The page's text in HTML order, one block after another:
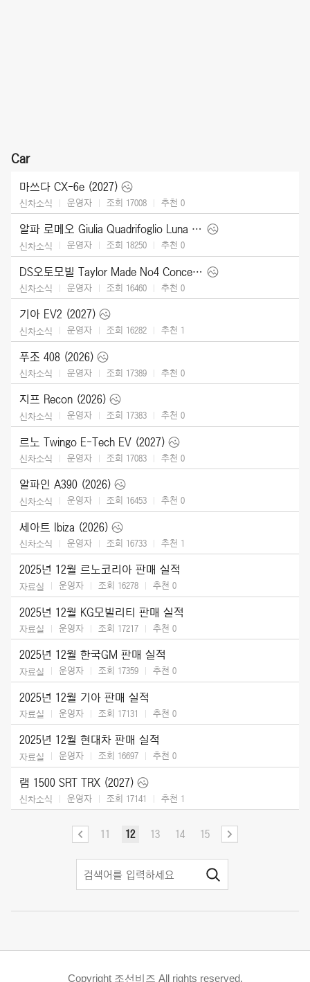
Car
마쓰다 CX-6e (2027)
신차소식 운영자 조회 17008 추천 0
알파 로메오 Giulia Quadrifoglio Luna Rossa (2026)
신차소식 운영자 조회 18250 추천 0
DS오토모빌 Taylor Made No4 Concept (2026)
신차소식 운영자 조회 16460 추천 0
기아 EV2 (2027)
신차소식 운영자 조회 16282 추천 1
푸조 408 (2026)
신차소식 운영자 조회 17389 추천 0
지프 Recon (2026)
신차소식 운영자 조회 17383 추천 0
르노 Twingo E-Tech EV (2027)
신차소식 운영자 조회 17083 추천 0
알파인 A390 (2026)
신차소식 운영자 조회 16453 추천 0
세아트 Ibiza (2026)
신차소식 운영자 조회 16733 추천 1
2025년 12월 르노코리아 판매 실적
자료실 운영자 조회 16278 추천 0
2025년 12월 KG모빌리티 판매 실적
자료실 운영자 조회 17217 추천 0
2025년 12월 한국GM 판매 실적
자료실 운영자 조회 17359 추천 0
2025년 12월 기아 판매 실적
자료실 운영자 조회 17131 추천 0
2025년 12월 현대차 판매 실적
자료실 운영자 조회 16697 추천 0
램 1500 SRT TRX (2027)
신차소식 운영자 조회 17141 추천 1
11 12 13 14 15
Copyright 조선비즈 All rights reserved.